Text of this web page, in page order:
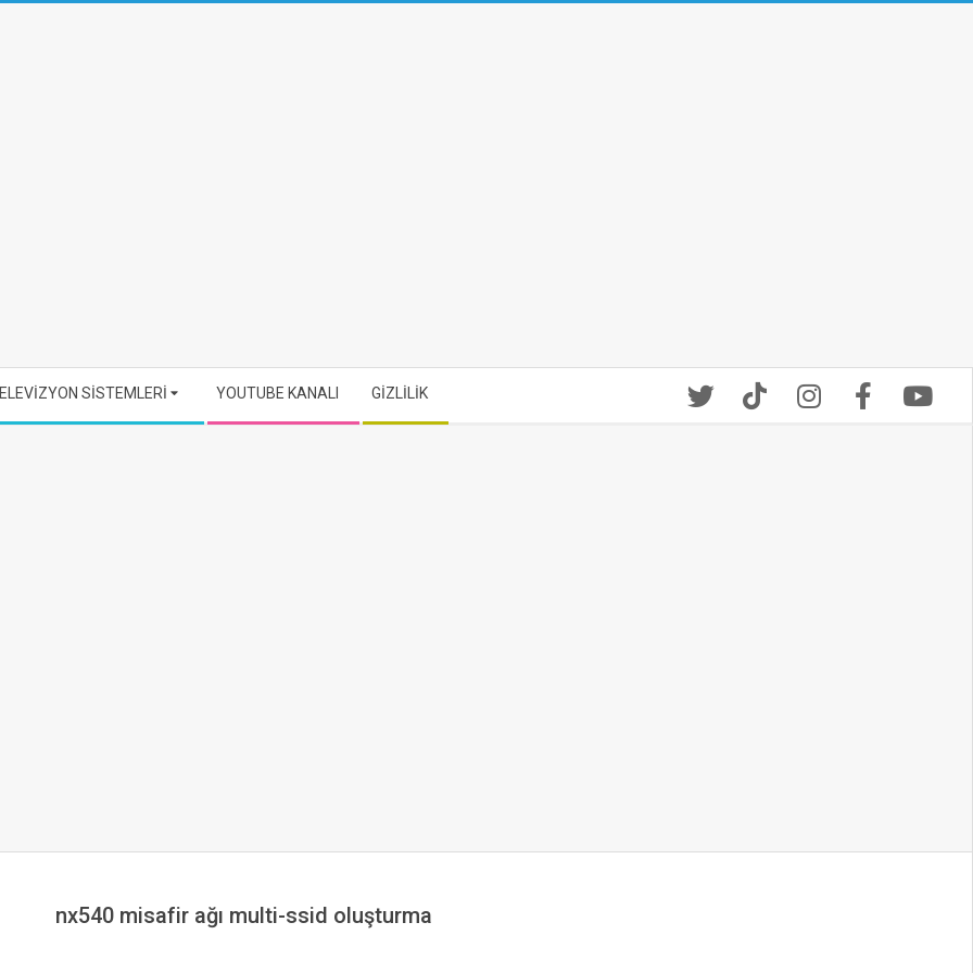
SİSTEMLERİ YOUTUBE KANALI GİZLİLİK
nx540 misafir ağı multi-ssid oluşturma